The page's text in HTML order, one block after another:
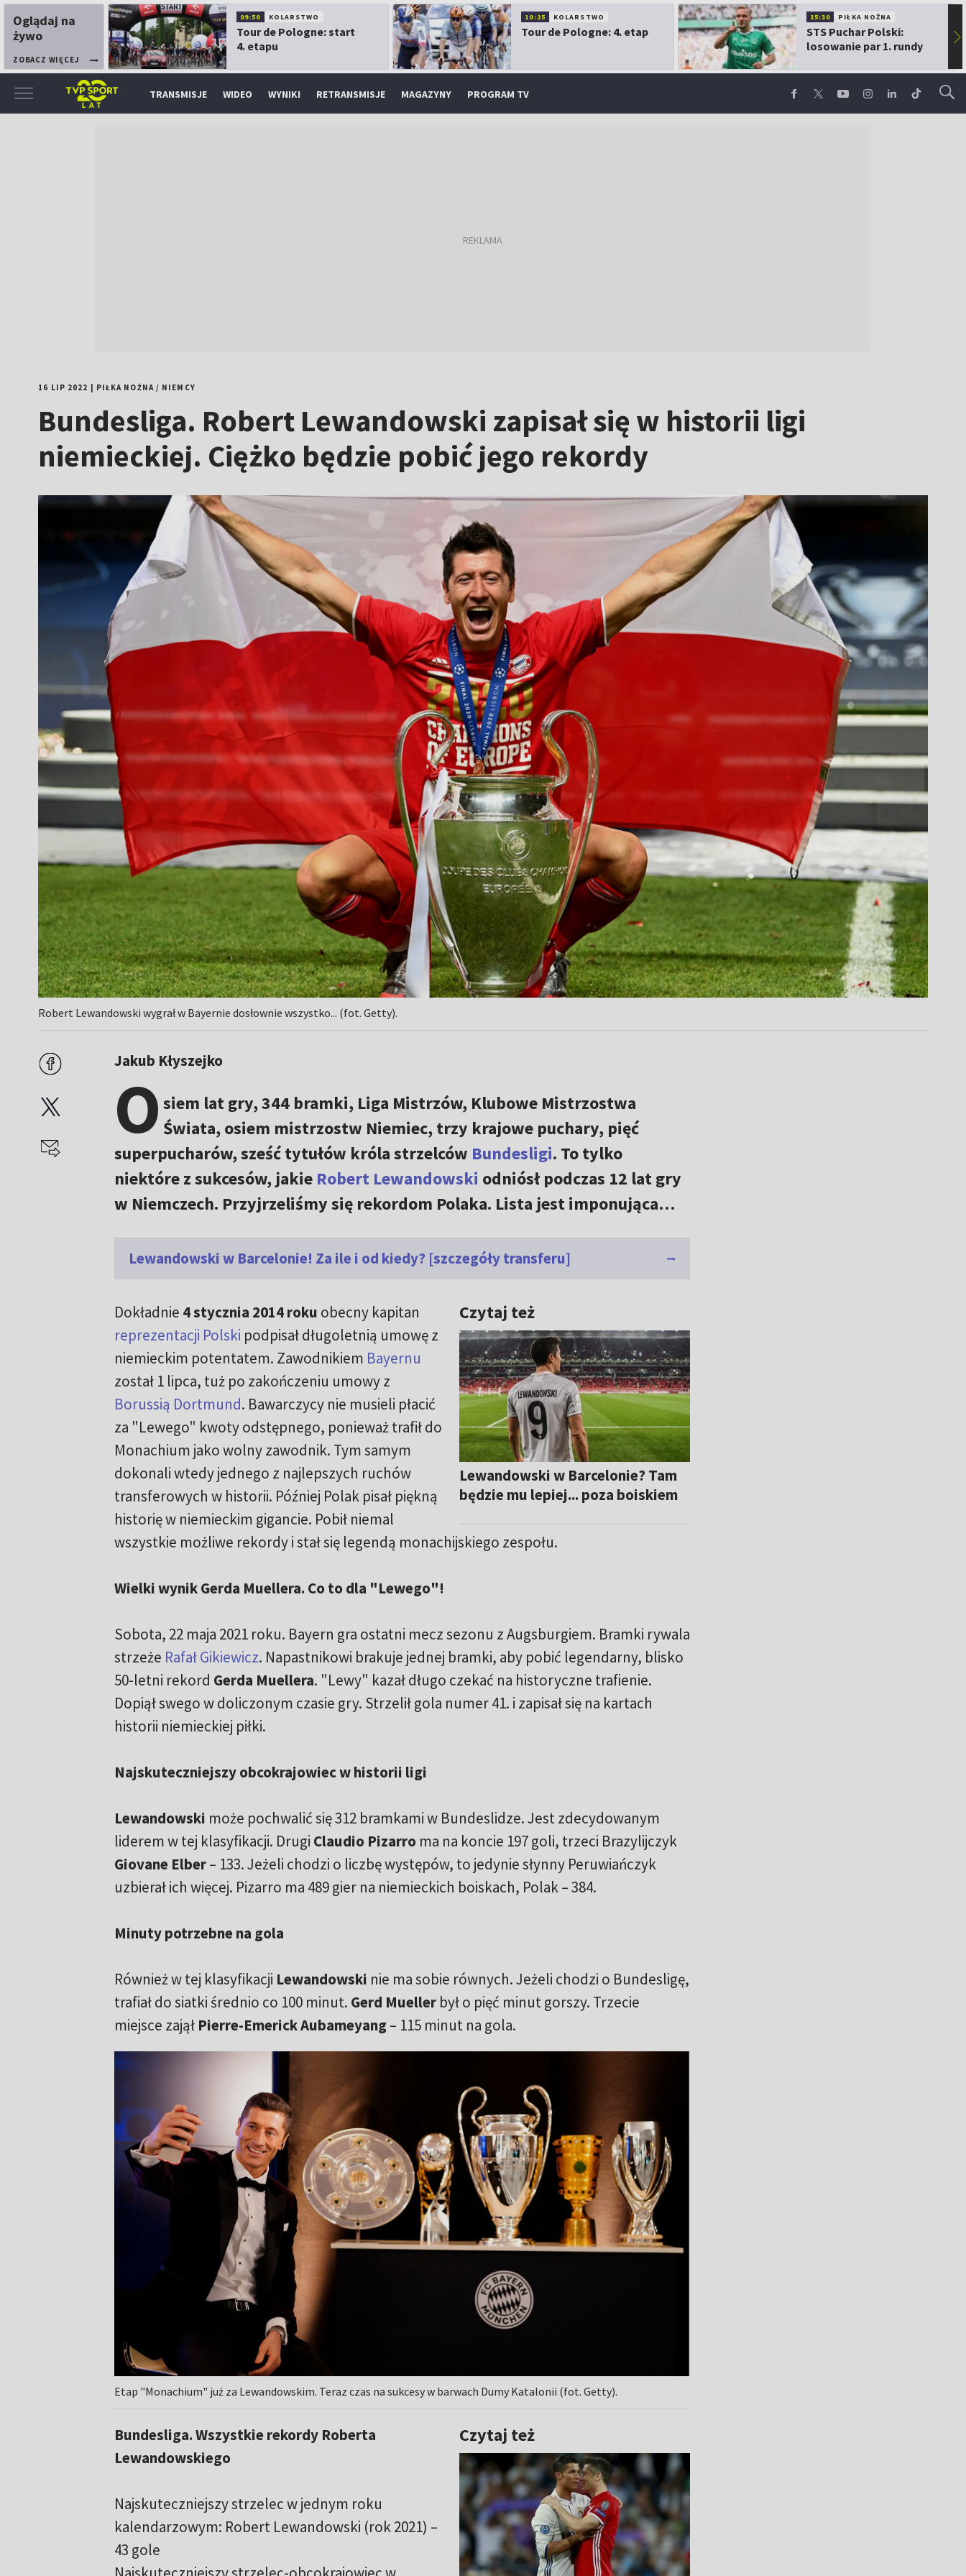
Oglądaj na
żywo
ZOBACZ WIĘCEJ
09:50 KOLARSTWO
Tour de Pologne: start
4. etapu
10:25 KOLARSTWO
Tour de Pologne: 4. etap
15:30 PIŁKA NOŻNA
STS Puchar Polski:
losowanie par 1. rundy
▶
TRANSMISJE WIDEO WYNIKI RETRANSMISJE MAGAZYNY PROGRAM TV
16 LIP 2022 PIŁKA NOŻNA/ NIEMCY
Bundesliga. Robert Lewandowski zapisał się w historii ligi
niemieckiej. Ciężko będzie pobić jego rekordy
Robert Lewandowski wygrał w Bayernie dosłownie wszystko... (fot. Getty).
Jakub Kłyszejko
O siem lat gry, 344 bramki, Liga Mistrzów, Klubowe Mistrzostwa
Świata, osiem mistrzostw Niemiec, trzy krajowe puchary, pięć
superpucharów, sześć tytułów króla strzelców Bundesligi. To tylko
niektóre z sukcesów, jakie Robert Lewandowski odniósł podczas 12 lat gry
w Niemczech. Przyjrzeliśmy się rekordom Polaka. Lista jest imponująca…
Lewandowski w Barcelonie! Za ile i od kiedy? [szczegóły transferu]
Czytaj też
Lewandowski w Barcelonie? Tam
będzie mu lepiej... poza boiskiem
Dokładnie 4 stycznia 2014 roku obecny kapitan
reprezentacji Polski podpisał długoletnią umowę z
niemieckim potentatem. Zawodnikiem Bayernu
został 1 lipca, tuż po zakończeniu umowy z
Borussią Dortmund. Bawarczycy nie musieli płacić
za "Lewego" kwoty odstępnego, ponieważ trafił do
Monachium jako wolny zawodnik. Tym samym
dokonali wtedy jednego z najlepszych ruchów
transferowych w historii. Później Polak pisał piękną
historię w niemieckim gigancie. Pobił niemal
wszystkie możliwe rekordy i stał się legendą monachijskiego zespołu.
Wielki wynik Gerda Muellera. Co to dla "Lewego"!
Sobota, 22 maja 2021 roku. Bayern gra ostatni mecz sezonu z Augsburgiem. Bramki rywala
strzeże Rafał Gikiewicz. Napastnikowi brakuje jednej bramki, aby pobić legendarny, blisko
50-letni rekord Gerda Muellera. "Lewy" kazał długo czekać na historyczne trafienie.
Dopiął swego w doliczonym czasie gry. Strzelił gola numer 41. i zapisał się na kartach
historii niemieckiej piłki.
Najskuteczniejszy obcokrajowiec w historii ligi
Lewandowski może pochwalić się 312 bramkami w Bundeslidze. Jest zdecydowanym
liderem w tej klasyfikacji. Drugi Claudio Pizarro ma na koncie 197 goli, trzeci Brazylijczyk
Giovane Elber– 133. Jeżeli chodzi o liczbę występów, to jedynie słynny Peruwiańczyk
uzbierał ich więcej. Pizarro ma 489 gier na niemieckich boiskach, Polak – 384.
Minuty potrzebne na gola
Również w tej klasyfikacji Lewandowski nie ma sobie równych. Jeżeli chodzi o Bundesligę,
trafiał do siatki średnio co 100 minut. Gerd Muellerbył o pięć minut gorszy. Trzecie
miejsce zajął Pierre-Emerick Aubameyang– 115 minut na gola.
Etap "Monachium" już za Lewandowskim. Teraz czas na sukcesy w barwach Dumy Katalonii (fot. Getty).
Czytaj też
Bundesliga. Wszystkie rekordy Roberta
Lewandowskiego
Najskuteczniejszy strzelec w jednym roku
kalendarzowym: Robert Lewandowski (rok 2021) –
43 gole